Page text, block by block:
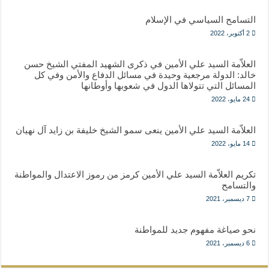
التسامح السياسي في الإسلام
2 أكتوبر، 2022
العلاّمة السيد علي الأمين في ذكرى الشهيد المفتي الشيخ حسن
خالد: الدولة مرجعية وحيدة في مسائل الدفاع والأمن وفي كل
المسائل التي تتولاها الدول في شعوبها وأوطانها
24 مايو، 2022
العلاّمة السيد علي الأمين ينعى سمو الشيخ خليفة بن زايد آل نهيان
14 مايو، 2022
تكريم العلاّمة السيد علي الأمين كرمز من رموز الاعتدال والمواطنة
والتسامح
7 ديسمبر، 2021
نحو صياغة مفهوم جديد للمواطنة
6 ديسمبر، 2021